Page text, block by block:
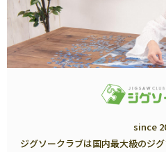
since
ジグソークラブは国内最大級のジ